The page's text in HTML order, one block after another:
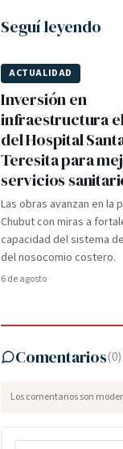
Seguí leyendo
ACTUALIDAD
Inversión en
infraestructura
del Hospital
Teresita para
servicios
Las obras avanzan en la
Chubut con miras a
capacidad del sistema
del nosocomio costero.
6 de agosto
Comentarios(0)
Los comentarios son